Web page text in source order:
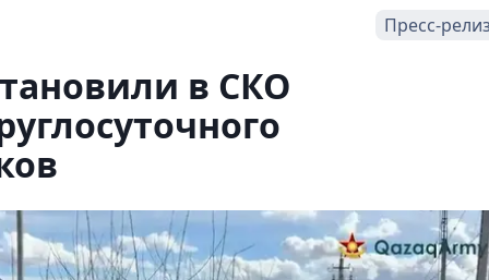
Пресс-
в СКО